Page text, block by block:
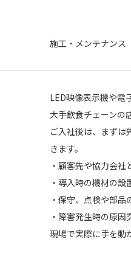
施工・メンテナンス
LED映像表示機や電
大手飲食チェーンの
ご入社後は、まずは
きます。
・顧客先や協力会社
・導入時の機材の設
・保守、点検や部品
・障害発生時の原因
現場で実際に手を動